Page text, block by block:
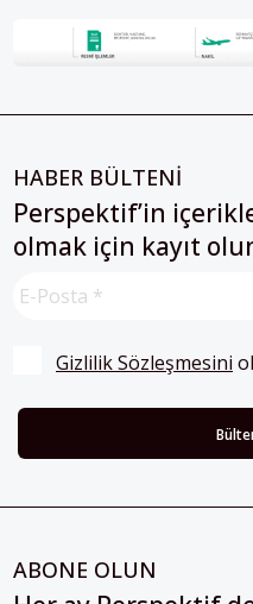
HABER BÜLTENİ
Perspektif’in
olmak için kayıt
Gizlilik Sözleşmesini
ABONE OLUN